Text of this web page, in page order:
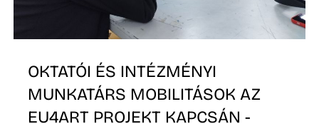
OKTATÓI ÉS INTÉZMÉNYI
MUNKATÁRS MOBILITÁSOK AZ
EU4ART PROJEKT KAPCSÁN -